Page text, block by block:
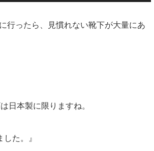
に行ったら、見慣れない靴下が大量にあ
日本製に限りますね。
た。』